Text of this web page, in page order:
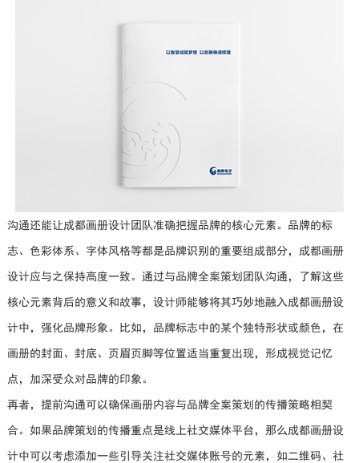
沟通还能让成都画册设计团队准确把握品牌的核心元素。品牌的标
志、色彩体系、字体风格等都是品牌识别的重要组成部分，成都画册
设计应与之保持高度一致。通过与品牌全案策划团队沟通，了解这些
核心元素背后的意义和故事，设计师能够将其巧妙地融入成都画册设
计中，强化品牌形象。比如，品牌标志中的某个独特形状或颜色，在
画册的封面、封底、页眉页脚等位置适当重复出现，形成视觉记忆
点，加深受众对品牌的印象。
再者，提前沟通可以确保画册内容与品牌全案策划的传播策略相契
合。如果品牌策划的传播重点是线上社交媒体平台，那么成都画册设
计中可以考虑添加一些引导关注社交媒体账号的元素，如二维码、社